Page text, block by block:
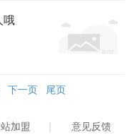
哦
下一页 尾页
加盟 | 意见反馈